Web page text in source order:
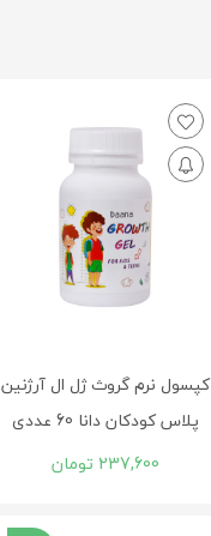
کپسول نرم گروث ژل ال آرژنین
پلاس کودکان دانا 60 عددی
237,600 تومان